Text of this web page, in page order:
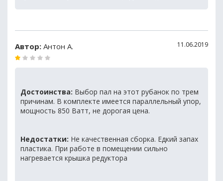
Автор: Антон А. 11.06.2019
Достоинства: Выбор пал на этот рубанок по трем
причинам. В комплекте имеется параллельный упор,
мощность 850 Ватт, не дорогая цена.
Недостатки: Не качественная сборка. Едкий запах
пластика. При работе в помещении сильно
нагревается крышка редуктора